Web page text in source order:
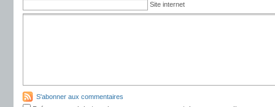
Site internet
S'abonner aux commentaires